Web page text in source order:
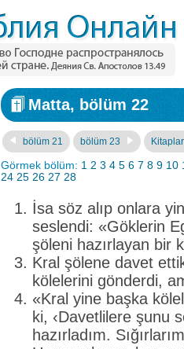
Matta, bölüm 22
bölüm 21 bölüm 23
Görmek bölüm: 1 2 3 4 5 6 7 8 9 10
24 25 26 27 28
İsa söz alıp onlara
seslendi: «Göklerin
şöleni hazırlayan bir
Kral şölene davet
kölelerini gönderdi,
«Kral yine başka
ki, ‹Davetlilere şunu
hazırladım.